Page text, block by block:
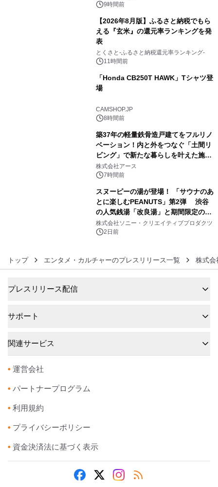
スの2施設で
9時間前
【2026年8月版】ふるさと納税でもら
える『玄米』の還元率ランキングを発
表
とくさと-ふるさと納税還元率ランキング-
11時間前
「Honda CB250T HAWK」Tシャツ登
場
CAMSHOP.JP
8時間前
築37年の軽量鉄骨造戸建てをフルリノ
ベーション！内と外をつなぐ「土間リ
ビング」で新たな暮らしを叶えた施工
事例を株式会社アースが公開
株式会社アース
7時間前
スヌーピーの湯が登場！ 「サウナのあ
とに楽しむPEANUTS」第2弾 渋谷
の人気銭湯「改良湯」と期間限定のコ
ラボレーション サウナイキタイコラ
ボグッズも発売決定！
株式会社ソニー・クリエイティブプロダクツ
2日前
トップ エンタメ・カルチャーのプレスリリース一覧 株式会
プレスリリース配信
サポート
関連サービス
• 運営会社
• パートナープログラム
• 利用規約
• プライバシーポリシー
• 資金決済法に基づく表示